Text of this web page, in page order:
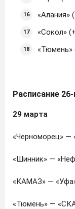
«Алания»
«Сокол»
«Тюмень»
Расписание
29 марта
«Черноморец» —
«Шинник» —
«КАМАЗ» —
«Тюмень» —